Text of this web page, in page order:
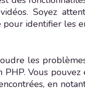
Soyez
pour identifier les
les
Vous
en